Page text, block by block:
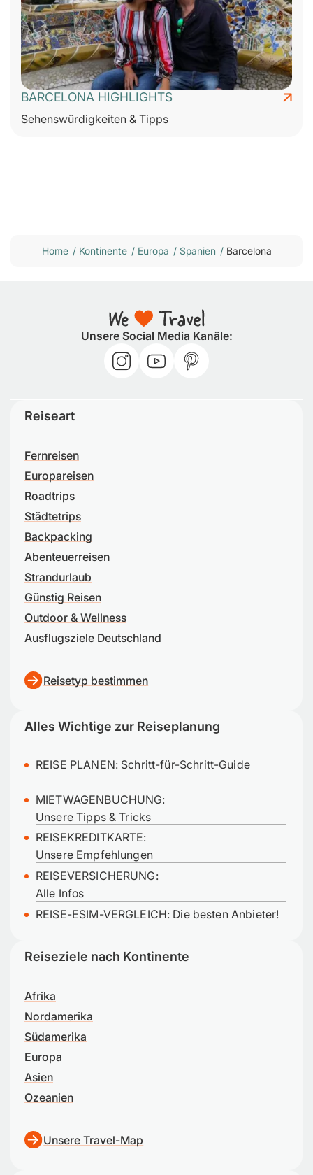
BARCELONA HIGHLIGHTS
Sehenswürdigkeiten & Tipps
Home / Kontinente / Europa / Spanien / Barcelona
Unsere Social Media Kanäle:
Reiseart
Fernreisen
Europareisen
Roadtrips
Städtetrips
Backpacking
Abenteuerreisen
Strandurlaub
Günstig Reisen
Outdoor & Wellness
Ausflugsziele Deutschland
Reisetyp bestimmen
Alles Wichtige zur Reiseplanung
REISE PLANEN: Schritt-für-Schritt-Guide
MIETWAGENBUCHUNG:
Unsere Tipps & Tricks
REISEKREDITKARTE:
Unsere Empfehlungen
REISEVERSICHERUNG:
Alle Infos
REISE-ESIM-VERGLEICH: Die besten Anbieter!
Reiseziele nach Kontinente
Afrika
Nordamerika
Südamerika
Europa
Asien
Ozeanien
Unsere Travel-Map